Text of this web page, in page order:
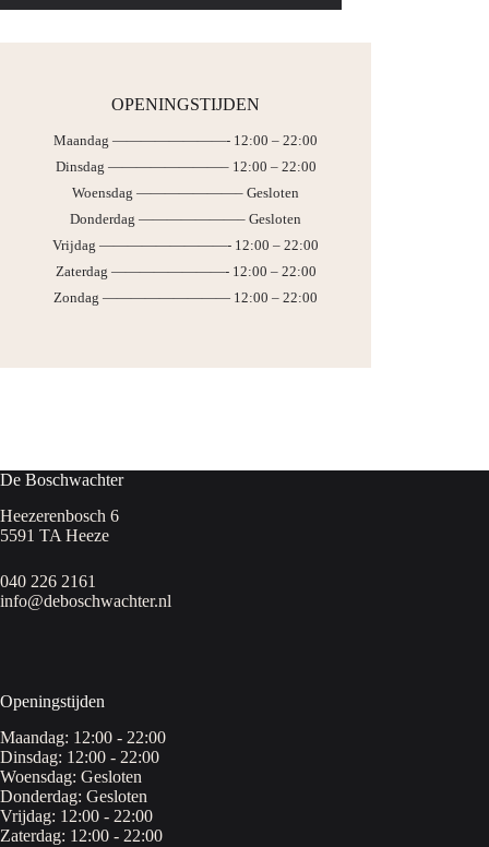
OPENINGSTIJDEN
Maandag ————————- 12:00 – 22:00
Dinsdag ————————– 12:00 – 22:00
Woensdag ———————– Gesloten
Donderdag ———————– Gesloten
Vrijdag —————————- 12:00 – 22:00
Zaterdag ————————- 12:00 – 22:00
Zondag ————————— 12:00 – 22:00
De Boschwachter
Heezerenbosch 6
5591 TA Heeze
040 226 2161
info@deboschwachter.nl
Openingstijden
Maandag: 12:00 - 22:00
Dinsdag: 12:00 - 22:00
Woensdag: Gesloten
Donderdag: Gesloten
Vrijdag: 12:00 - 22:00
Zaterdag: 12:00 - 22:00